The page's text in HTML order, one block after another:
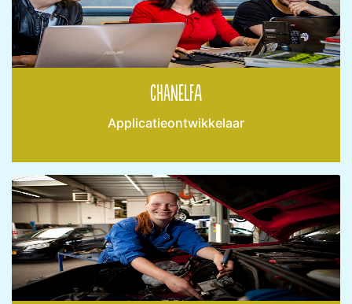
Chanelfa
Applicatieontwikkelaar